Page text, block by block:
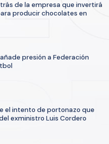
de la empresa que invertirá
producir chocolates en
presión a Federación
el intento de portonazo que
exministro Luis Cordero